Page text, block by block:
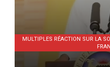
MULTIPLES RÉACTION SUR LA